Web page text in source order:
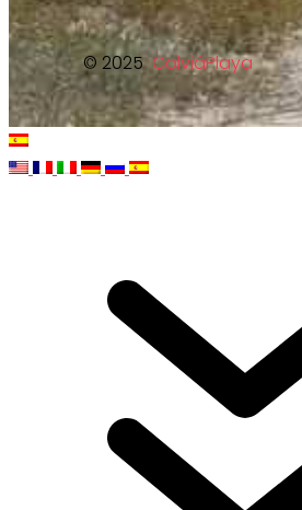
© 2025CalviáPlaya